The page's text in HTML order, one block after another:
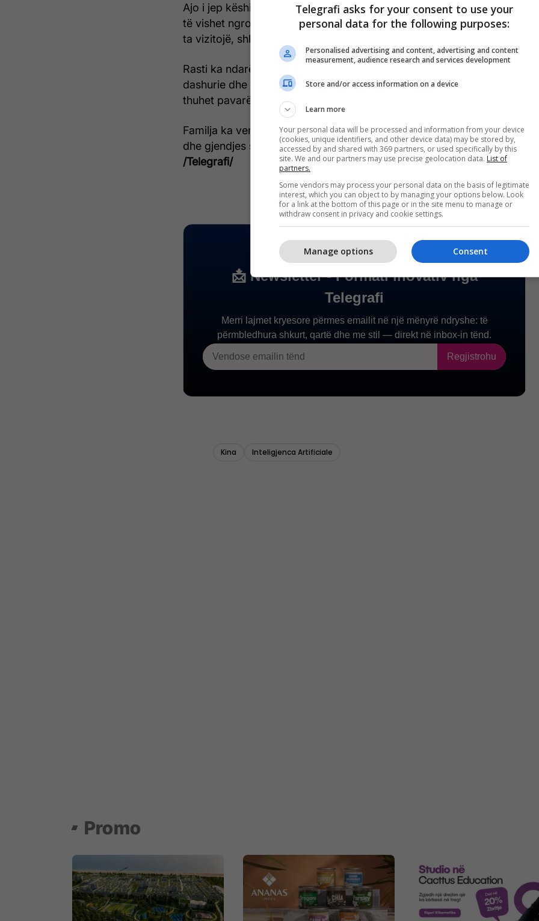
Ajo i jep këshilla si çdo nënë: të kujdeset për veten, të hajë mirë dhe
të vishet ngrohtë, ndërsa ai i përgjigjet duke i thënë se së shpejti do
ta vizitojë, shkruan
Rasti ka ndarë opinionin publik në dy kampe: disa e shohin si një akt
dashurie dhe mëshire, ndërsa të tjerë mendojnë se e vërteta duhet t’i
thuhet pavarësisht dhimbjes.
Familja ka vendosur të mos zbulojë të vërtetën për shkak të moshës
dhe gjendjes së saj shëndetësore, përfshirë problemet me zemrën.
/Telegrafi/
Telegrafi asks for your consent to use your
personal data for the following purposes:
Personalised advertising and content, advertising and content
measurement, audience research and services development
Store and/or access information on a device
Learn more
Your personal data will be processed and information from your device
(cookies, unique identifiers, and other device data) may be stored by,
accessed by and shared with 369 partners, or used specifically by this
site. We and our partners may use precise geolocation data. List of
partners.
Some vendors may process your personal data on the basis of legitimate
interest, which you can object to by managing your options below. Look
for a link at the bottom of this page or in the site menu to manage or
withdraw consent in privacy and cookie settings.
Consent
Manage options